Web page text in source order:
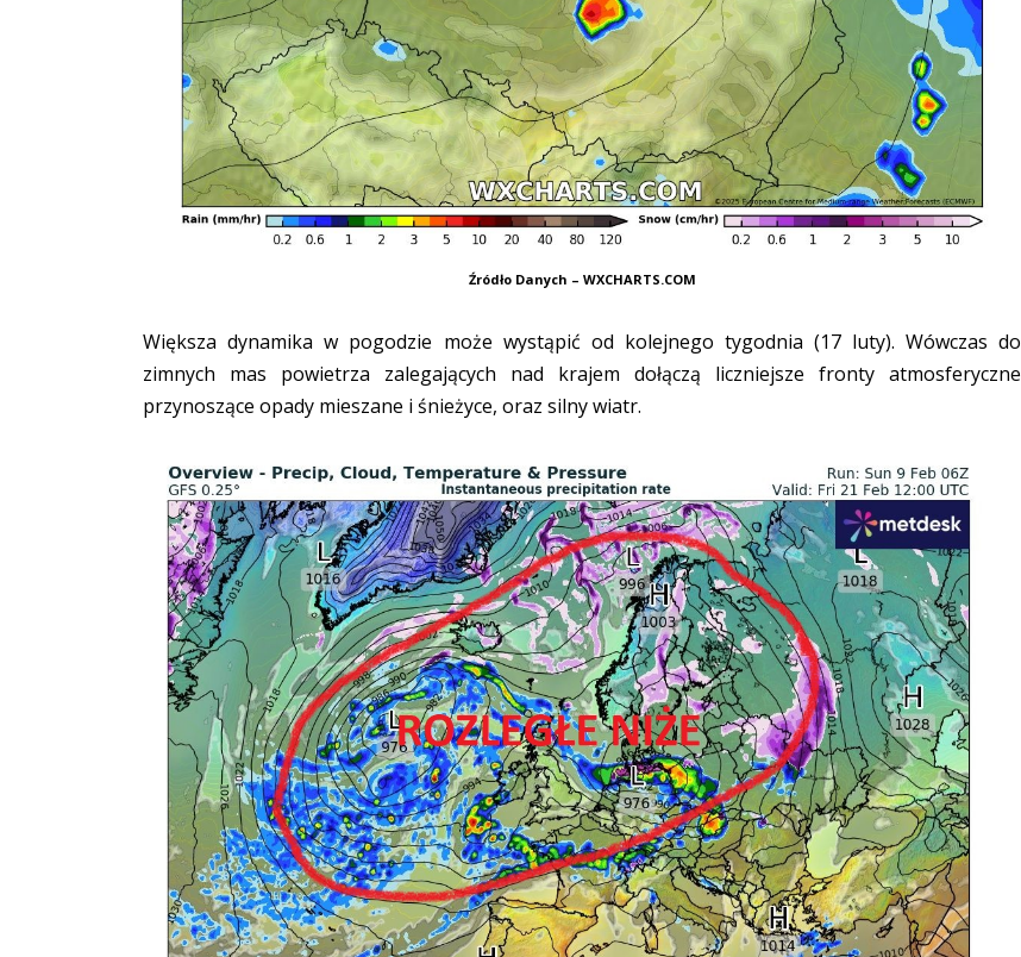
Źródło Danych – WXCHARTS.COM
Większa dynamika w pogodzie może wystąpić od kolejnego tygodnia (17 luty). Wówczas do
zimnych mas powietrza zalegających nad krajem dołączą liczniejsze fronty atmosferyczne
przynoszące opady mieszane i śnieżyce, oraz silny wiatr.